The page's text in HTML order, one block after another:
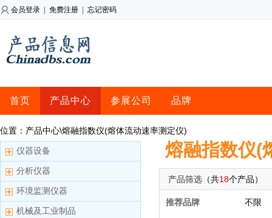
会员登录 免费注册 忘记密码
首页 产品中心 参展公司 品牌
位置：产品中心\熔融指数仪(熔体流动速率测定仪)
仪器设备
分析仪器
环境监测仪器
机械及工业制品
熔融指数仪(
产品筛选 （共18个产品）
推荐品牌 不限